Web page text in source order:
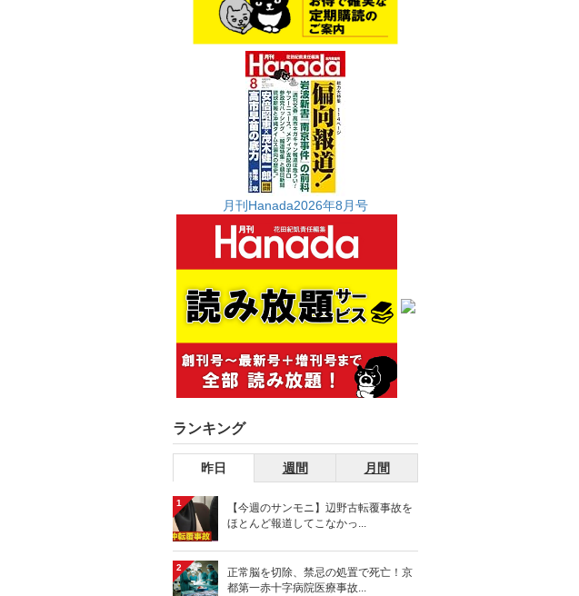
月刊Hanada2026年8月号
ランキング
昨日 週間 月間
1
【今週のサンモニ】辺野古転覆事故を
ほとんど報道してこなかっ...
2
正常脳を切除、禁忌の処置で死亡！京
都第一赤十字病院医療事故...